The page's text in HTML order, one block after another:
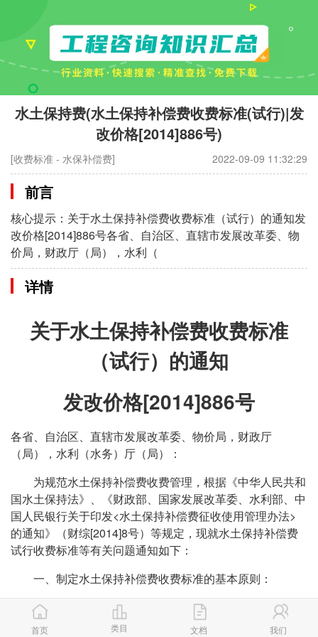
水土保持费(水土保持补偿费收费标准(试行)|发
改价格[2014]886号)
[收费标准 - 水保补偿费] 2022-09-09 11:32:29
前言
核心提示：关于水土保持补偿费收费标准（试行）的通知发
改价格[2014]886号各省、自治区、直辖市发展改革委、物
价局，财政厅（局），水利（
详情
关于水土保持补偿费收费标准
（试行）的通知
发改价格[2014]886号
各省、自治区、直辖市发展改革委、物价局，财政厅
（局），水利（水务）厅（局）：
为规范水土保持补偿费收费管理，根据《中华人民共和
国水土保持法》、《财政部、国家发展改革委、水利部、中
国人民银行关于印发<水土保持补偿费征收使用管理办法>
的通知》（财综[2014]8号）等规定，现就水土保持补偿费
试行收费标准等有关问题通知如下：
一、制定水土保持补偿费收费标准的基本原则：
（一）预防和治理水土流失，促进水土资源的保护和合
理利用；
首页 类目 文档 我们